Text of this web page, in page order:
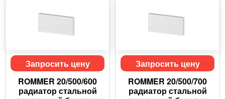
Запросить цену
ROMMER 20/500/600
радиатор стальной
Запросить цену
ROMMER 20/500/700
радиатор стальной